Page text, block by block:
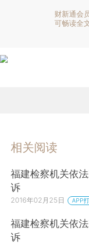
财新通会
可畅读全
相关阅读
福建检察机关依
诉
2016年02月25日 APP
福建检察机关依
诉